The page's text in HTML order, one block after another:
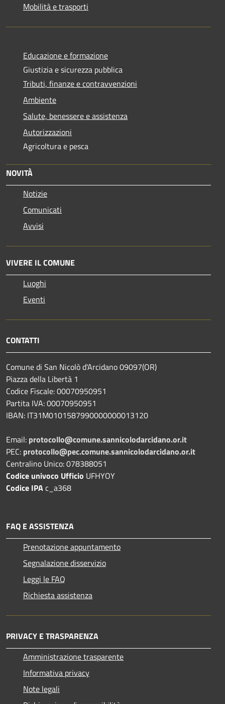
Mobilità e trasporti
Educazione e formazione
Giustizia e sicurezza pubblica
Tributi, finanze e contravvenzioni
Ambiente
Salute, benessere e assistenza
Autorizzazioni
Agricoltura e pesca
NOVITÀ
Notizie
Comunicati
Avvisi
VIVERE IL COMUNE
Luoghi
Eventi
CONTATTI
Comune di San Nicolò d'Arcidano 09097(OR)
Piazza della Libertà 1
Codice Fiscale: 00070950951
Partita IVA: 00070950951
IBAN: IT31M0101587990000000013120
Email: protocollo@comune.sannicolodarcidano.or.it
PEC: protocollo@pec.comune.sannicolodarcidano.or.it
Centralino Unico: 078388051
Codice univoco Ufficio UFHYOY
Codice IPAc_a368
FAQ E ASSISTENZA
Prenotazione appuntamento
Segnalazione disservizio
Leggi le FAQ
Richiesta assistenza
PRIVACY E TRASPARENZA
Amministrazione trasparente
Informativa privacy
Note legali